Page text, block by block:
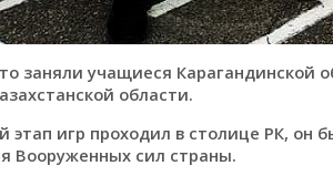
заняли учащиеся Карагандинской
области.
этап игр проходил в столице РК,
Вооруженных сил страны.